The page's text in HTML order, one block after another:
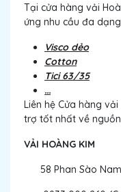
Tại cửa hàng vải
ứng nhu cầu đa
Visco dẻo
Cotton
Tici 63/35
...
Liên hệ Cửa hàng
trợ tốt nhất về
VẢI HOÀNG KIM
58 Phan Sào Nam,